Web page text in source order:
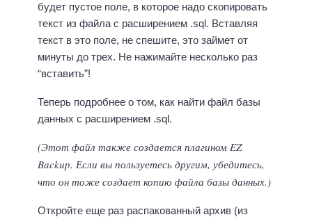
будет пустое поле, в которое надо скопировать
текст из файла с расширением .sql. Вставляя
текст в это поле, не спешите, это займет от
минуты до трех. Не нажимайте несколько раз
“вставить”!
Теперь подробнее о том, как найти файл базы
данных с расширением .sql.
(Этот файл также создается плагином EZ
Backup. Если вы пользуетесь другим, убедитесь,
что он тоже создает копию файла базы данных.)
Откройте еще раз распакованный архив (из